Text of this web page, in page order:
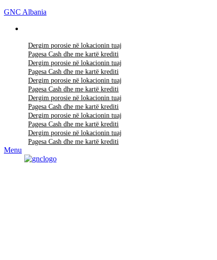
GNC Albania
Dergim porosie në lokacionin tuaj
Pagesa Cash dhe me kartë krediti
Dergim porosie në lokacionin tuaj
Pagesa Cash dhe me kartë krediti
Dergim porosie në lokacionin tuaj
Pagesa Cash dhe me kartë krediti
Dergim porosie në lokacionin tuaj
Pagesa Cash dhe me kartë krediti
Dergim porosie në lokacionin tuaj
Pagesa Cash dhe me kartë krediti
Dergim porosie në lokacionin tuaj
Pagesa Cash dhe me kartë krediti
Menu